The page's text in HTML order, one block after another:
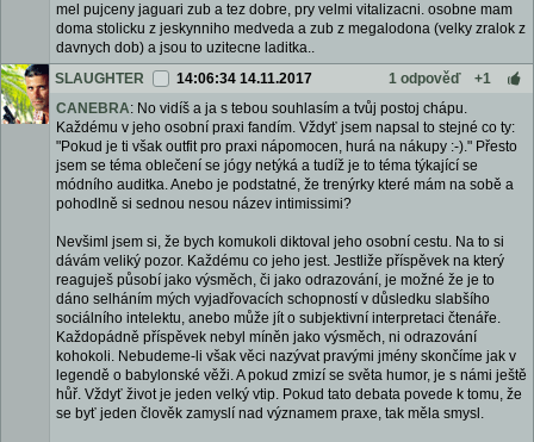
mel pujceny jaguari zub a tez dobre, pry velmi vitalizacni. osobne mam
doma stolicku z jeskynniho medveda a zub z megalodona (velky zralok z
davnych dob) a jsou to uzitecne laditka..
SLAUGHTER
14:06:34 14.11.2017 1 odpověď
+1
CANEBRA: No vidíš a ja s tebou souhlasím a tvůj postoj chápu.
Každému v jeho osobní praxi fandím. Vždyť jsem napsal to stejné co ty:
"Pokud je ti však outfit pro praxi nápomocen, hurá na nákupy :-)." Přesto
jsem se téma oblečení se jógy netýká a tudíž je to téma týkající se
módního auditka. Anebo je podstatné, že trenýrky které mám na sobě a
pohodlně si sednou nesou název intimissimi?
Nevšiml jsem si, že bych komukoli diktoval jeho osobní cestu. Na to si
dávám veliký pozor. Každému co jeho jest. Jestliže příspěvek na který
reaguješ působí jako výsměch, či jako odrazování, je možné že je to
dáno selháním mých vyjadřovacích schopností v důsledku slabšího
sociálního intelektu, anebo může jít o subjektivní interpretaci čtenáře.
Každopádně příspěvek nebyl míněn jako výsměch, ni odrazování
kohokoli. Nebudeme-li však věci nazývat pravými jmény skončíme jak v
legendě o babylonské věži. A pokud zmizí se světa humor, je s námi ještě
hůř. Vždyť život je jeden velký vtip. Pokud tato debata povede k tomu, že
se byť jeden člověk zamyslí nad významem praxe, tak měla smysl.